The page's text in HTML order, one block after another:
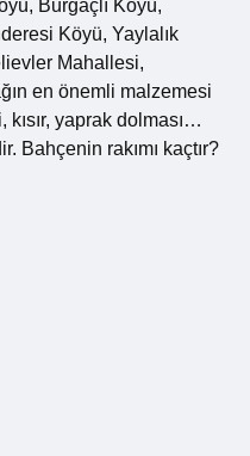
Burgaçlı Köyü,
Köyü, Yaylalık
Mahallesi,
en önemli malzemesi
yaprak dolması…
Bahçenin rakımı kaçtır?